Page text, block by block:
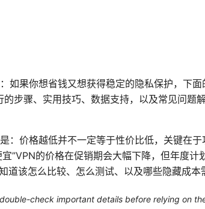
果你想省钱又想获得稳定的隐私保护，下面
步骤、实用技巧、数据支持，以及常见问题
价格越低并不一定等于性价比低，关键在于
”VPN的价格在促销期会大幅下降，但年度计
该怎么比较、怎么测试、以及哪些隐藏成本
check important details before relying on